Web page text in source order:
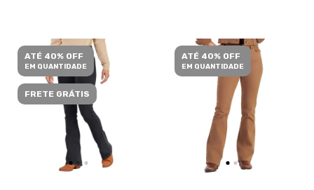
ATÉ 40% OFF
EM QUANTIDADE
FRETE GRÁTIS
ATÉ 40% OFF
EM QUANTIDADE